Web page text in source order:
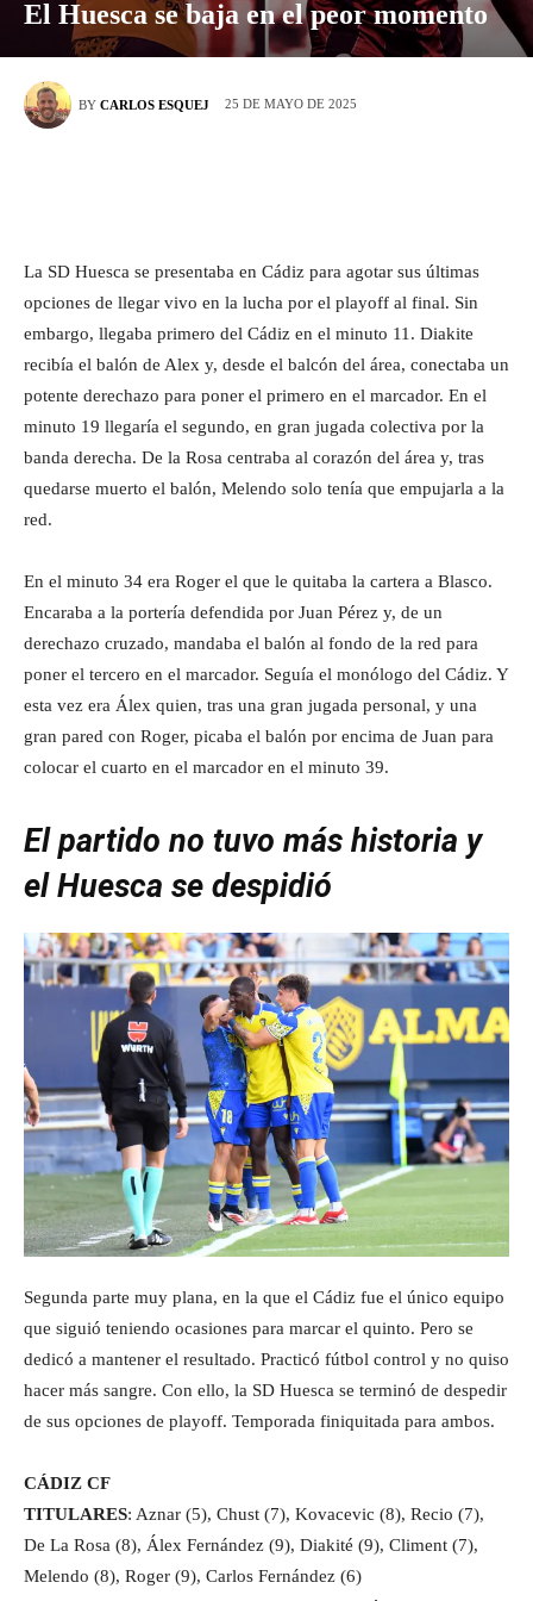
El Huesca se baja en el peor momento
BY CARLOS ESQUEJ 25 DE MAYO DE 2025
La SD Huesca se presentaba en Cádiz para agotar sus últimas
opciones de llegar vivo en la lucha por el playoff al final. Sin
embargo, llegaba primero del Cádiz en el minuto 11. Diakite
recibía el balón de Alex y, desde el balcón del área, conectaba un
potente derechazo para poner el primero en el marcador. En el
minuto 19 llegaría el segundo, en gran jugada colectiva por la
banda derecha. De la Rosa centraba al corazón del área y, tras
quedarse muerto el balón, Melendo solo tenía que empujarla a la
red.
En el minuto 34 era Roger el que le quitaba la cartera a Blasco.
Encaraba a la portería defendida por Juan Pérez y, de un
derechazo cruzado, mandaba el balón al fondo de la red para
poner el tercero en el marcador. Seguía el monólogo del Cádiz. Y
esta vez era Álex quien, tras una gran jugada personal, y una
gran pared con Roger, picaba el balón por encima de Juan para
colocar el cuarto en el marcador en el minuto 39.
El partido no tuvo más historia y
el Huesca se despidió
Segunda parte muy plana, en la que el Cádiz fue el único equipo
que siguió teniendo ocasiones para marcar el quinto. Pero se
dedicó a mantener el resultado. Practicó fútbol control y no quiso
hacer más sangre. Con ello, la SD Huesca se terminó de despedir
de sus opciones de playoff. Temporada finiquitada para ambos.
CÁDIZ CF
TITULARES: Aznar (5), Chust (7), Kovacevic (8), Recio (7),
De La Rosa (8), Álex Fernández (9), Diakité (9), Climent (7),
Melendo (8), Roger (9), Carlos Fernández (6)